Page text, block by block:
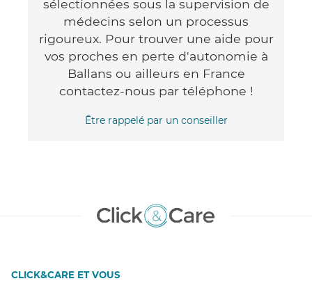
sélectionnées sous la supervision de
médecins selon un processus
rigoureux. Pour trouver une aide pour
vos proches en perte d'autonomie à
Ballans ou ailleurs en France
contactez-nous par téléphone !
Être rappelé par un conseiller
CLICK&CARE ET VOUS